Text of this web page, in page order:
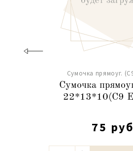
Сумочка прямоуг.
Сумочка
22*13*10(С9
75